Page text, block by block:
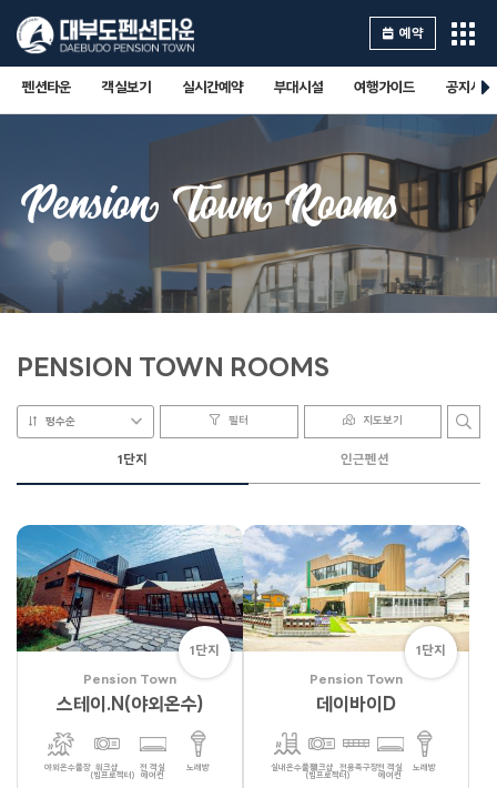
예약
펜션타운 객실보기 실시간예약 부대시설 여행가이드 공지사항
Pension Town Rooms
PENSION TOWN ROOMS
평수순 필터 지도보기
1단지 인근펜션
1단지
Pension Town
스테이.N(야외온수)
야외온수풀장 워크샵
(빔프로젝터)
전 객실
에어컨
노래방
1단지
Pension Town
데이바이D
실내온수풀장워크샵
(빔프로젝터)
전용족구장전 객실
에어컨
노래방